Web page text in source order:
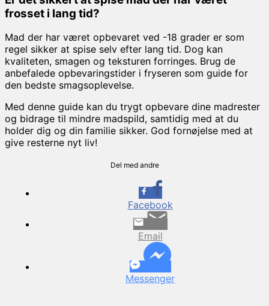
frosset i lang tid?
Mad der har været opbevaret ved -18 grader er som
regel sikker at spise selv efter lang tid. Dog kan
kvaliteten, smagen og teksturen forringes. Brug de
anbefalede opbevaringstider i fryseren som guide for
den bedste smagsoplevelse.
Med denne guide kan du trygt opbevare dine madrester
og bidrage til mindre madspild, samtidig med at du
holder dig og din familie sikker. God fornøjelse med at
give resterne nyt liv!
Del med andre
Facebook
Email
Messenger